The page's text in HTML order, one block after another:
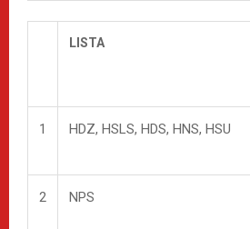
LISTA
1 HDZ, HSLS, HDS, HNS, HSU
2 NPS